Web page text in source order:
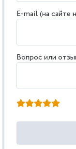
E-mail (на сайте
Вопрос или